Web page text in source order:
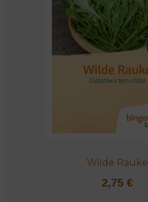
Wilde Rauke
2,75 €